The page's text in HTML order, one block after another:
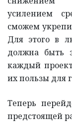
усилением
сможем
Для этого в
должна быть
каждый
их пользы для
Теперь
предстоящей